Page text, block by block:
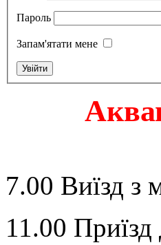
Пароль
Запам'ятати мене
7.00 Виїзд з
11.00 Приїзд